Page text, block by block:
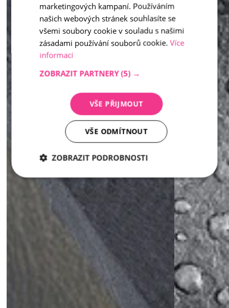
marketingových kampaní. Používáním
našich webových stránek souhlasíte se
všemi soubory cookie v souladu s našimi
zásadami používání souborů cookie. Více
informací
ZOBRAZIT PARTNERY (5) →
VŠE PŘIJMOUT
VŠE ODMÍTNOUT
ZOBRAZIT PODROBNOSTI
Nezbytně
nutné
soubory
Analytika Marketing
Marketing
Nezbytně nutné soubory cookie umožňují základní